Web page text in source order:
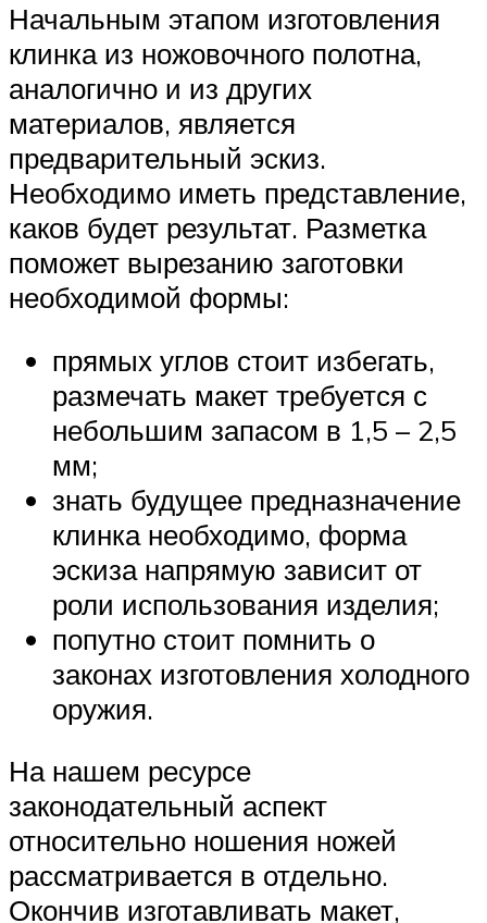
Начальным этапом изготовления
клинка из ножовочного полотна,
аналогично и из других
материалов, является
предварительный эскиз.
Необходимо иметь представление,
каков будет результат. Разметка
поможет вырезанию заготовки
необходимой формы:
прямых углов стоит избегать,
размечать макет требуется с
небольшим запасом в 1,5 – 2,5
мм;
знать будущее предназначение
клинка необходимо, форма
эскиза напрямую зависит от
роли использования изделия;
попутно стоит помнить о
законах изготовления холодного
оружия.
На нашем ресурсе
законодательный аспект
относительно ношения ножей
рассматривается в отдельно.
Окончив изготавливать макет,